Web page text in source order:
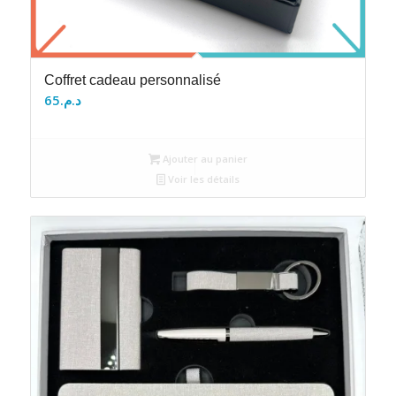
Coffret cadeau personnalisé
د.م.65
Ajouter au panier
Voir les détails